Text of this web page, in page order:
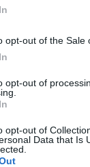
opt-out of the Sale
opt-out of
opt-out of
Data that Is
altre
solo un
per il
ha